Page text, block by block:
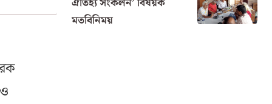
মতবিনিময়